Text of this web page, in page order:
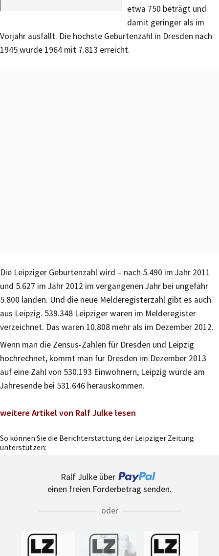
etwa 750 beträgt und
damit geringer als im
Vorjahr ausfällt. Die höchste Geburtenzahl in Dresden nach
1945 wurde 1964 mit 7.813 erreicht.
Die Leipziger Geburtenzahl wird – nach 5.490 im Jahr 2011
und 5.627 im Jahr 2012 im vergangenen Jahr bei ungefähr
5.800 landen. Und die neue Melderegisterzahl gibt es auch
aus Leipzig. 539.348 Leipziger waren im Melderegister
verzeichnet. Das waren 10.808 mehr als im Dezember 2012.
Wenn man die Zensus-Zahlen für Dresden und Leipzig
hochrechnet, kommt man für Dresden im Dezember 2013
auf eine Zahl von 530.193 Einwohnern, Leipzig würde am
Jahresende bei 531.646 herauskommen.
weitere Artikel von Ralf Julke lesen
So können Sie die Berichterstattung der Leipziger Zeitung
unterstützen:
Ralf Julke über
einen freien Förderbetrag senden.
oder